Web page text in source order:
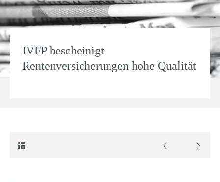
IVFP bescheinigt
Rentenversicherungen hohe Qualität